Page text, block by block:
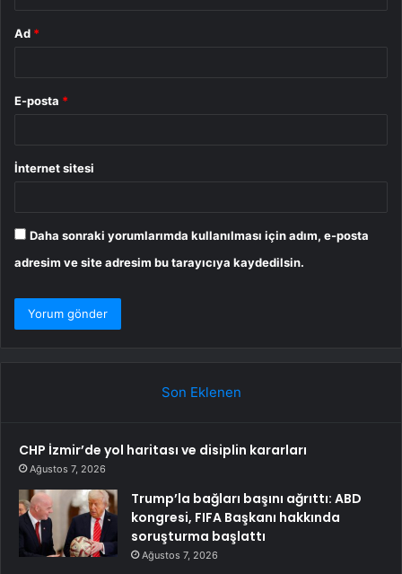
Ad *
E-posta *
İnternet sitesi
Daha sonraki yorumlarımda kullanılması için adım, e-posta
adresim ve site adresim bu tarayıcıya kaydedilsin.
Son Eklenen
CHP İzmir’de yol haritası ve disiplin kararları
Ağustos 7, 2026
Trump’la bağları başını ağrıttı: ABD
kongresi, FIFA Başkanı hakkında
soruşturma başlattı
Ağustos 7, 2026